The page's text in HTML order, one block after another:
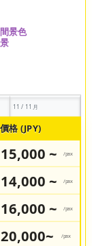
11 / 11月
價格 (JPY)
15,000 ~ /pax
14,000 ~ /pax
16,000 ~ /pax
20,000~ /pax